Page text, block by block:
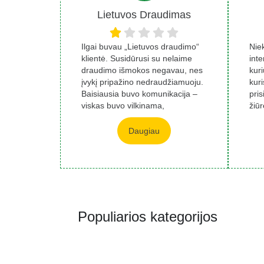
Lietuvos Draudimas
Ilgai buvau „Lietuvos draudimo“
klientė. Susidūrusi su nelaime
draudimo išmokos negavau, nes
įvykį pripažino nedraudžiamuoju.
Baisiausia buvo komunikacija –
viskas buvo vilkinama,
konkrečių...
Daugiau
Populiarios kategorijos